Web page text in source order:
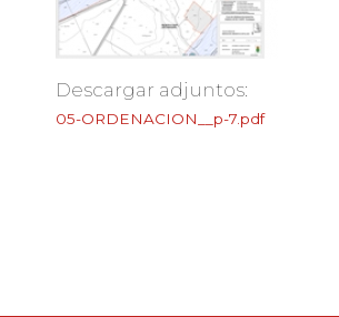
Descargar adjuntos:
05-ORDENACION__p-7.pdf